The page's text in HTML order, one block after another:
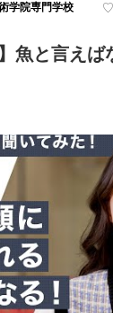
学院専門学校
魚と言え